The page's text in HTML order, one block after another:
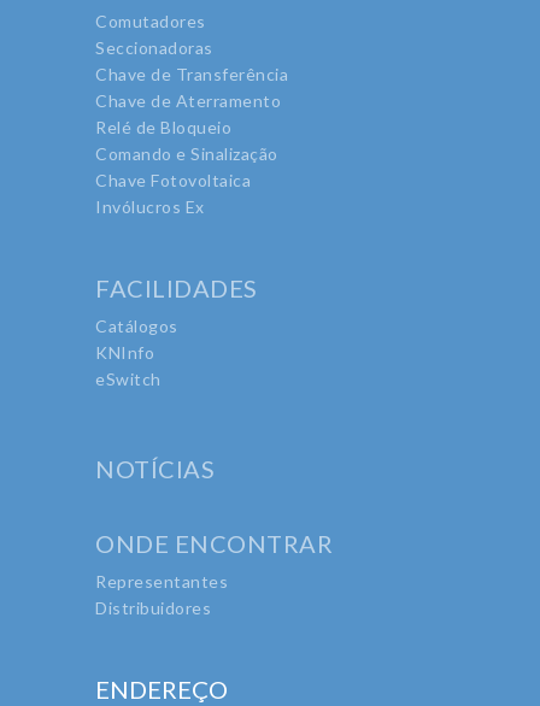
Comutadores
Seccionadoras
Chave de Transferência
Chave de Aterramento
Relé de Bloqueio
Comando e Sinalização
Chave Fotovoltaica
Invólucros Ex
FACILIDADES
Catálogos
KNInfo
eSwitch
NOTÍCIAS
ONDE ENCONTRAR
Representantes
Distribuidores
ENDEREÇO